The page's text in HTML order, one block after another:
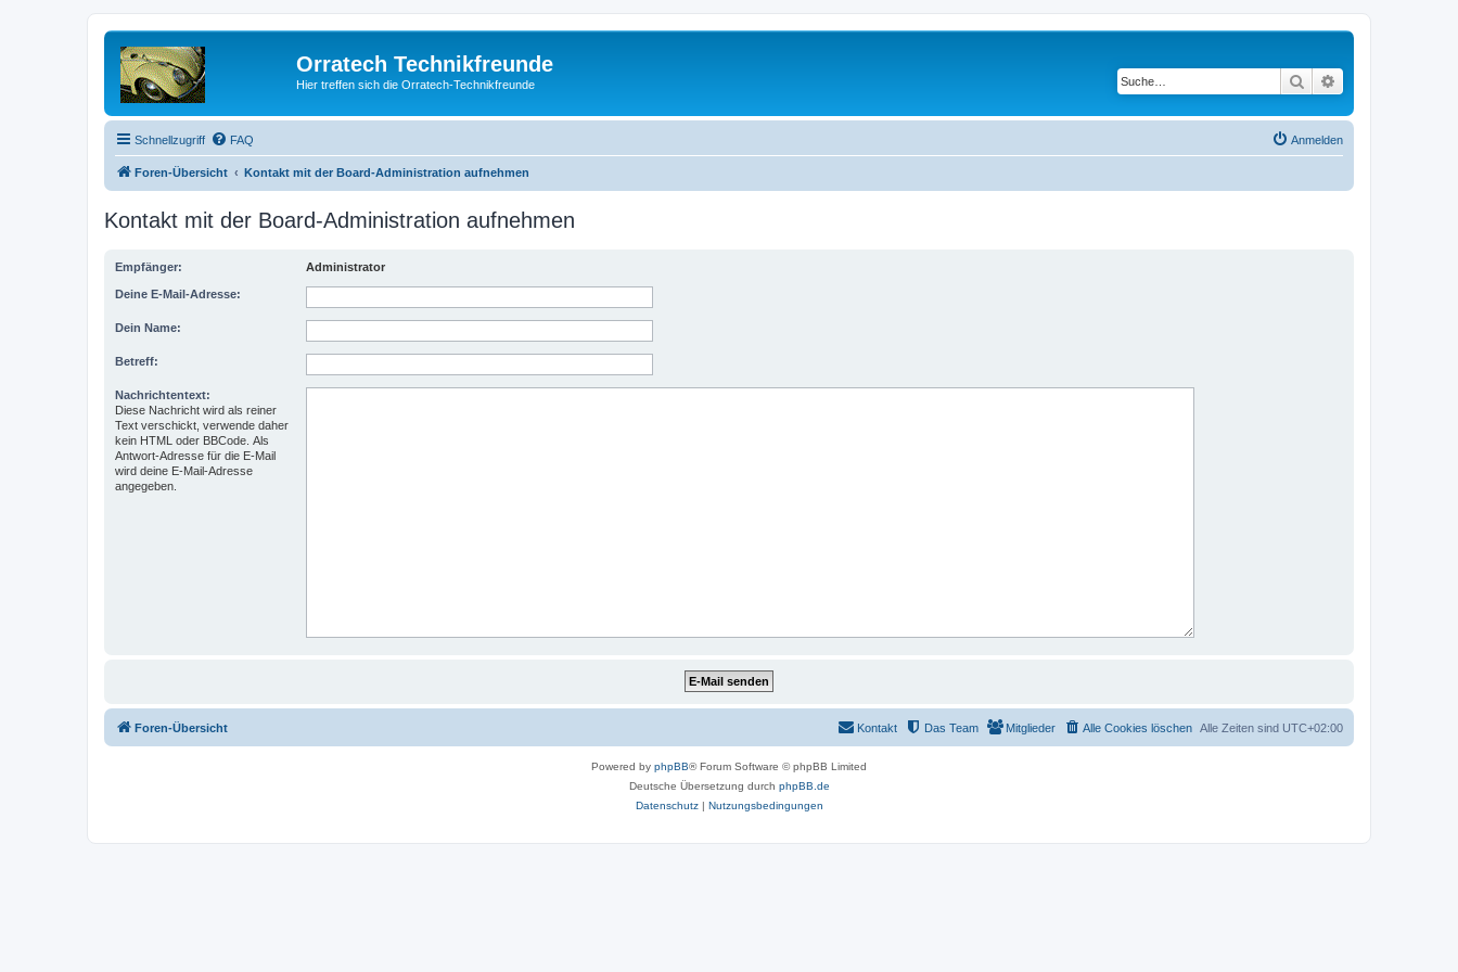
Orratech Technikfreunde
Hier treffen sich die Orratech-Technikfreunde Suche
Schnellzugriff FAQ Anmelden
Foren-Übersicht Kontakt mit der Board-Administration aufnehmen
Kontakt mit der Board-Administration aufnehmen
Empfänger: Administrator
Deine E-Mail-Adresse:
Dein Name:
Betreff:
Nachrichtentext:
Diese Nachricht wird als reiner
Text verschickt, verwende daher
kein HTML oder BBCode. Als
Antwort-Adresse für die E-Mail
wird deine E-Mail-Adresse
angegeben.
Foren-Übersicht Alle Zeiten sind UTC+02:00
Alle Cookies löschen
Mitglieder
Das Team
Kontakt
Powered by phpBB® Forum Software © phpBB Limited
Deutsche Übersetzung durch phpBB.de
Datenschutz| Nutzungsbedingungen